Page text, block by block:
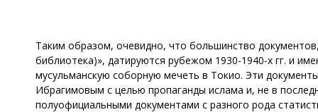
Таким образом, очевидно, что большинство
библиотека)», датируются рубежом 1930-1940-х гг. и
мусульманскую соборную мечеть в Токио. Эти
Ибрагимовым с целью пропаганды ислама и, не в
полуофициальными документами с разного рода